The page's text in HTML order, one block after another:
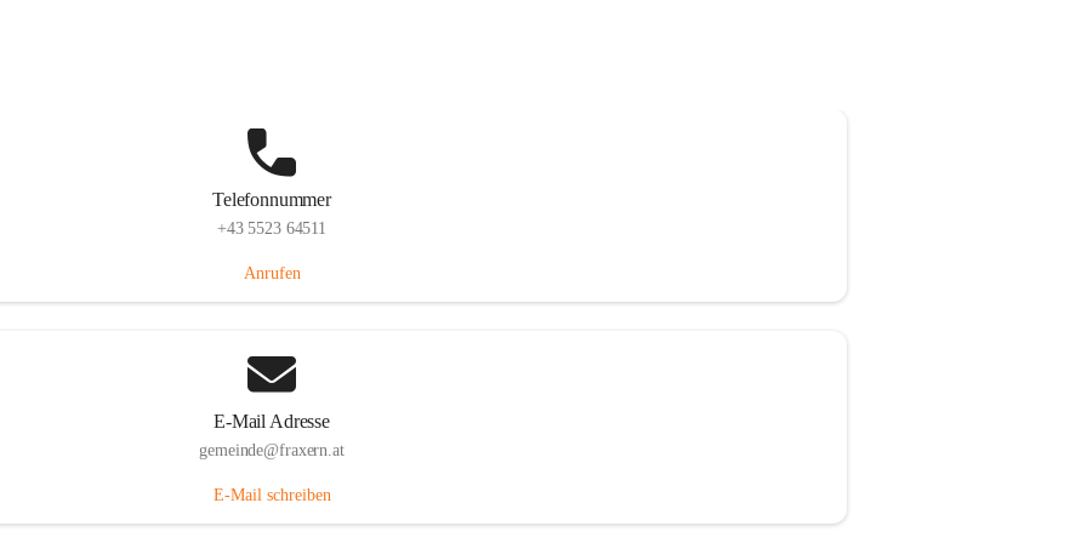
Telefonnummer
+43 5523 64511
Anrufen
E-Mail Adresse
gemeinde@fraxern.at
E-Mail schreiben